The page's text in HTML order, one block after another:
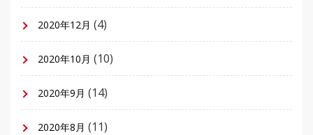
2020年12月 (4)
2020年10月 (10)
2020年9月 (14)
2020年8月 (11)